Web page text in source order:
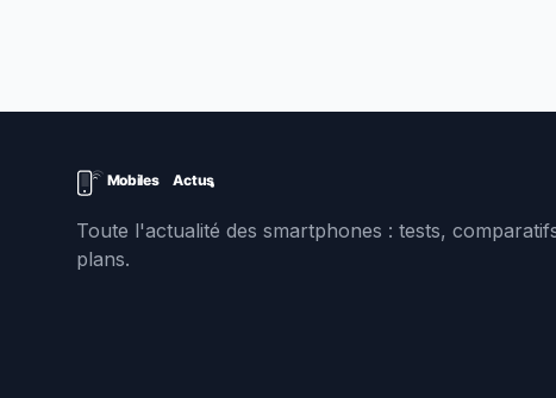
Toute l'actualité des smartphones : tests,
plans.